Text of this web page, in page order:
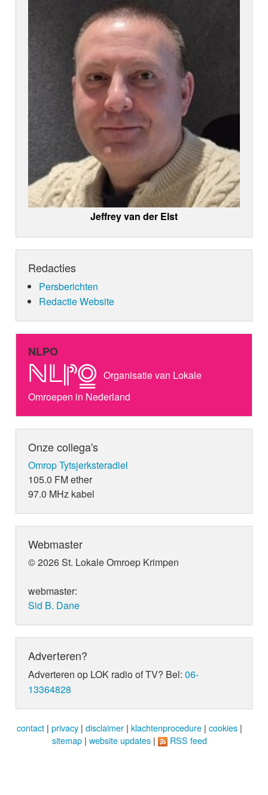
Jeffrey van der Elst
Redacties
Persberichten
Redactie Website
NLPO
Organisatie van Lokale
Omroepen in Nederland
Onze collega's
Omrop Tytsjerksteradiel
105.0 FM ether
97.0 MHz kabel
Webmaster
© 2026 St. Lokale Omroep Krimpen
webmaster:
Sid B. Dane
Adverteren?
Adverteren op LOK radio of TV? Bel:06-
13364828
contact | privacy | disclaimer | klachtenprocedure | cookies |
sitemap | website updates | RSS feed